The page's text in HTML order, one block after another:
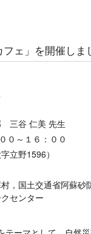
ェ」を開催しま
三谷 仁美 先生
０～１６：００
立野1596）
，国土交通省阿蘇
センター